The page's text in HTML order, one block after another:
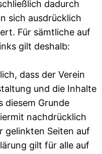
dadurch
sich ausdrücklich
Für sämtliche auf
gilt deshalb:
dass der Verein
und die Inhalte
diesem Grunde
nachdrücklich
gelinkten Seiten auf
gilt für alle auf